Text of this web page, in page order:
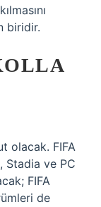
biridir.
olacak. FIFA
Stadia ve PC
FIFA
de